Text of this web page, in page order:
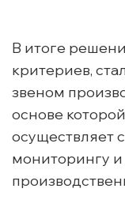
В итоге
критериев,
звеном
основе
осуществляет
мониторингу